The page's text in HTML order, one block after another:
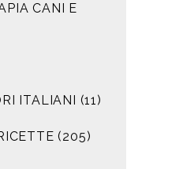
CANI E
ITALIANI (11)
(205)